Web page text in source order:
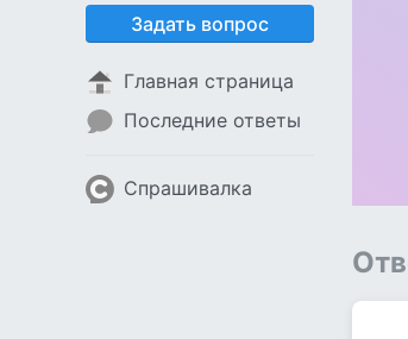
Задать вопрос
Главная страница
Последние ответы
Спрашивалка